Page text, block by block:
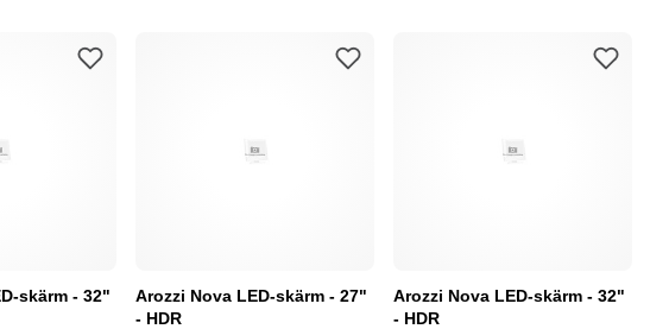
skärm - 32"
Arozzi Nova LED-skärm - 27"
- HDR
Arozzi Nova LED-skärm - 32"
- HDR